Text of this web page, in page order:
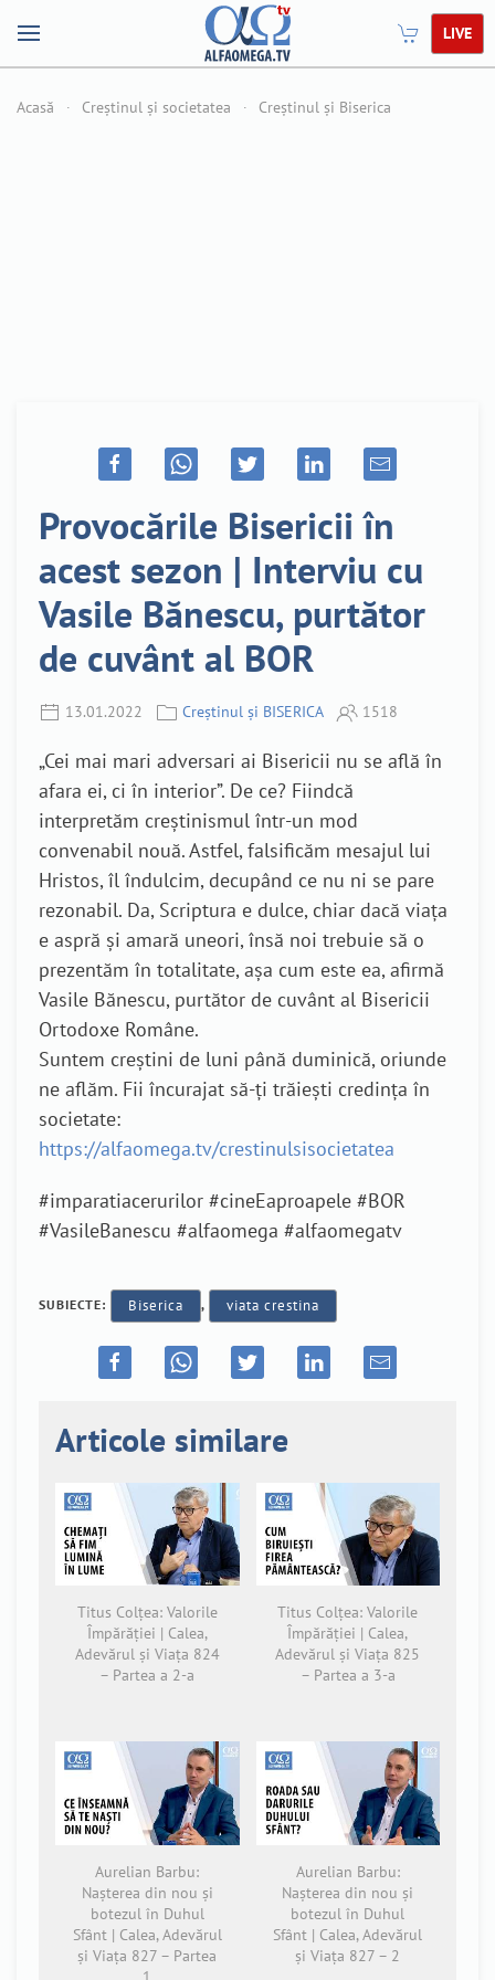
LIVE
Acasă Creștinul și societatea Creștinul și Biserica
Provocările Bisericii în
acest sezon | Interviu cu
Vasile Bănescu, purtător
de cuvânt al BOR
13.01.2022 Creștinul și BISERICA 1518
„Cei mai mari adversari ai Bisericii nu se află în
afara ei, ci în interior”. De ce? Fiindcă
interpretăm creștinismul într-un mod
convenabil nouă. Astfel, falsificăm mesajul lui
Hristos, îl îndulcim, decupând ce nu ni se pare
rezonabil. Da, Scriptura e dulce, chiar dacă viața
e aspră și amară uneori, însă noi trebuie să o
prezentăm în totalitate, așa cum este ea, afirmă
Vasile Bănescu, purtător de cuvânt al Bisericii
Ortodoxe Române.
Suntem creștini de luni până duminică, oriunde
ne aflăm. Fii încurajat să-ți trăiești credința în
societate:
https://alfaomega.tv/crestinulsisocietatea
#imparatiacerurilor #cineEaproapele #BOR
#VasileBanescu #alfaomega #alfaomegatv
SUBIECTE: Biserica , viata crestina
Articole similare
Titus Colțea: Valorile
Împărăției | Calea,
Adevărul și Viața 824
– Partea a 2-a
Titus Colțea: Valorile
Împărăției | Calea,
Adevărul și Viața 825
– Partea a 3-a
Aurelian Barbu:
Nașterea din nou și
botezul în Duhul
Sfânt | Calea, Adevărul
și Viața 827 – Partea
Aurelian Barbu:
Nașterea din nou și
botezul în Duhul
Sfânt | Calea, Adevărul
și Viața 827 – 2